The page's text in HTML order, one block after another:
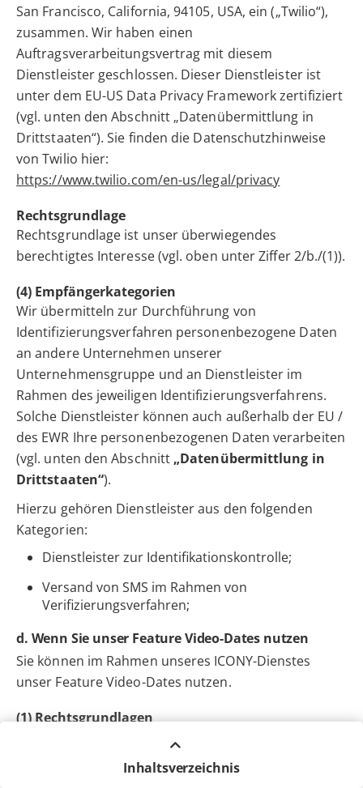
Inhaltsverzeichnis
San Francisco, California, 94105, USA, ein („Twilio“),
zusammen. Wir haben einen
Auftragsverarbeitungsvertrag mit diesem
Dienstleister geschlossen. Dieser Dienstleister ist
unter dem EU-US Data Privacy Framework zertifiziert
(vgl. unten den Abschnitt „Datenübermittlung in
Drittstaaten“). Sie finden die Datenschutzhinweise
von Twilio hier:
https://www.twilio.com/en-us/legal/privacy
Rechtsgrundlage
Rechtsgrundlage ist unser überwiegendes
berechtigtes Interesse (vgl. oben unter Ziffer 2/b./(1)).
(4) Empfängerkategorien
Wir übermitteln zur Durchführung von
Identifizierungsverfahren personenbezogene Daten
an andere Unternehmen unserer
Unternehmensgruppe und an Dienstleister im
Rahmen des jeweiligen Identifizierungsverfahrens.
Solche Dienstleister können auch außerhalb der EU /
des EWR Ihre personenbezogenen Daten verarbeiten
(vgl. unten den Abschnitt „Datenübermittlung in
Drittstaaten“).
Hierzu gehören Dienstleister aus den folgenden
Kategorien:
Dienstleister zur Identifikationskontrolle;
Versand von SMS im Rahmen von
Verifizierungsverfahren;
d. Wenn Sie unser Feature Video-Dates nutzen
Sie können im Rahmen unseres ICONY-Dienstes
unser Feature Video-Dates nutzen.
(1) Rechtsgrundlagen
Anbahnung, Durchführung und Abwicklung des